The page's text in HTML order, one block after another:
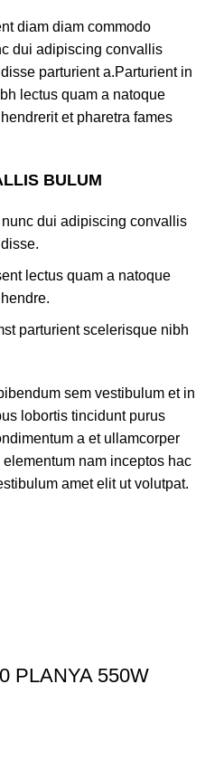
diam diam commodo
dui adipiscing convallis
parturient a.Parturient in
lectus quam a natoque
et pharetra fames
BULUM
dui adipiscing convallis
lectus quam a natoque
parturient scelerisque nibh
sem vestibulum et in
lobortis tincidunt purus
a et ullamcorper
nam inceptos hac
amet elit ut volutpat.
PLANYA 550W